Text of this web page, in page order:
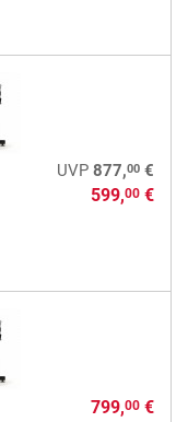
UVP 877,00€
599,00€
799,00€